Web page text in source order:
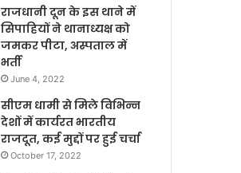
राजधानी दून के इस थाने में
सिपाहियों ने थानाध्यक्ष को
जमकर पीटा, अस्पताल में
भर्ती
June 4, 2022
सीएम धामी से मिले विभिन्न
देशों में कार्यरत भारतीय
राजदूत, कई मुद्दों पर हुई चर्चा
October 17, 2022